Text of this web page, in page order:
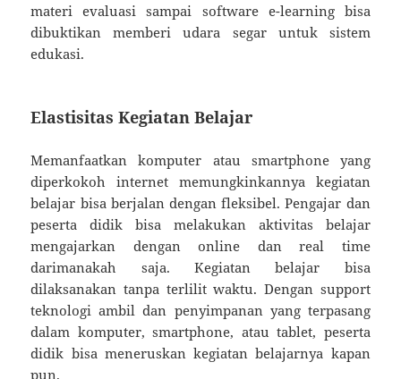
materi evaluasi sampai software e-learning bisa
dibuktikan memberi udara segar untuk sistem
edukasi.
Elastisitas Kegiatan Belajar
Memanfaatkan komputer atau smartphone yang
diperkokoh internet memungkinkannya kegiatan
belajar bisa berjalan dengan fleksibel. Pengajar dan
peserta didik bisa melakukan aktivitas belajar
mengajarkan dengan online dan real time
darimanakah saja. Kegiatan belajar bisa
dilaksanakan tanpa terlilit waktu. Dengan support
teknologi ambil dan penyimpanan yang terpasang
dalam komputer, smartphone, atau tablet, peserta
didik bisa meneruskan kegiatan belajarnya kapan
pun.